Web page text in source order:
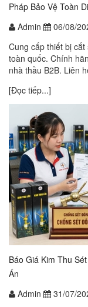
Pháp Bảo Vệ Toàn
Admin
06/08/
Cung cấp thiết bị
toàn quốc. Chính
nhà thầu B2B. Liên
[Đọc tiếp...]
Báo Giá Kim Thu
Án
Admin
31/07/